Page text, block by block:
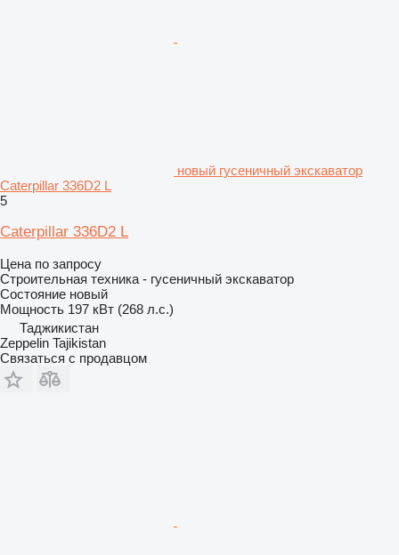
новый гусеничный экскаватор
Caterpillar 336D2 L
5
Caterpillar 336D2 L
Цена по запросу
Строительная техника - гусеничный экскаватор
Состояние новый
Мощность 197 кВт (268 л.с.)
Таджикистан
Zeppelin Tajikistan
Связаться с продавцом